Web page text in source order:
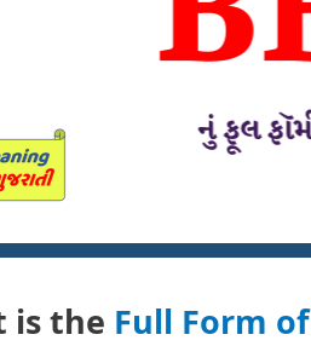
is the Full Form of